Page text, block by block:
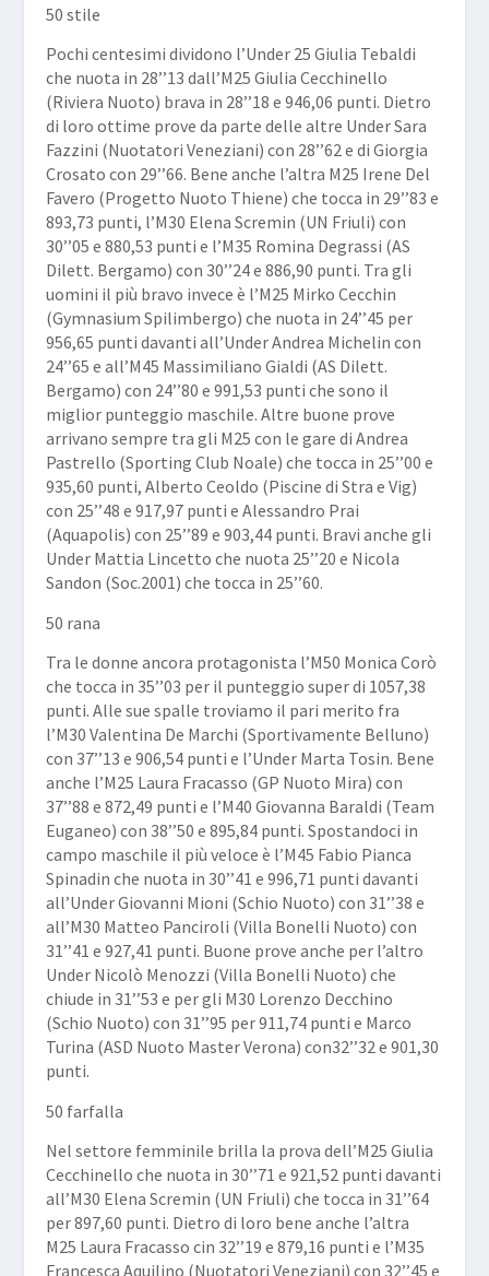
50 stile
Pochi centesimi dividono l’Under 25 Giulia Tebaldi
che nuota in 28’’13 dall’M25 Giulia Cecchinello
(Riviera Nuoto) brava in 28’’18 e 946,06 punti. Dietro
di loro ottime prove da parte delle altre Under Sara
Fazzini (Nuotatori Veneziani) con 28’’62 e di Giorgia
Crosato con 29’’66. Bene anche l’altra M25 Irene Del
Favero (Progetto Nuoto Thiene) che tocca in 29’’83 e
893,73 punti, l’M30 Elena Scremin (UN Friuli) con
30’’05 e 880,53 punti e l’M35 Romina Degrassi (AS
Dilett. Bergamo) con 30’’24 e 886,90 punti. Tra gli
uomini il più bravo invece è l’M25 Mirko Cecchin
(Gymnasium Spilimbergo) che nuota in 24’’45 per
956,65 punti davanti all’Under Andrea Michelin con
24’’65 e all’M45 Massimiliano Gialdi (AS Dilett.
Bergamo) con 24’’80 e 991,53 punti che sono il
miglior punteggio maschile. Altre buone prove
arrivano sempre tra gli M25 con le gare di Andrea
Pastrello (Sporting Club Noale) che tocca in 25’’00 e
935,60 punti, Alberto Ceoldo (Piscine di Stra e Vig)
con 25’’48 e 917,97 punti e Alessandro Prai
(Aquapolis) con 25’’89 e 903,44 punti. Bravi anche gli
Under Mattia Lincetto che nuota 25’’20 e Nicola
Sandon (Soc.2001) che tocca in 25’’60.
50 rana
Tra le donne ancora protagonista l’M50 Monica Corò
che tocca in 35’’03 per il punteggio super di 1057,38
punti. Alle sue spalle troviamo il pari merito fra
l’M30Valentina De Marchi (Sportivamente Belluno)
con 37’’13 e 906,54 punti e l’Under Marta Tosin. Bene
anche l’M25 Laura Fracasso (GP Nuoto Mira) con
37’’88 e 872,49 punti e l’M40Giovanna Baraldi (Team
Euganeo) con 38’’50 e 895,84 punti. Spostandoci in
campo maschile il più veloce è l’M45 Fabio Pianca
Spinadin che nuota in 30’’41 e 996,71 punti davanti
all’UnderGiovanni Mioni (Schio Nuoto) con 31’’38 e
all’M30 Matteo Panciroli (Villa Bonelli Nuoto) con
31’’41 e 927,41 punti. Buone prove anche per l’altro
Under Nicolò Menozzi (Villa Bonelli Nuoto) che
chiude in 31’’53 e per gli M30 Lorenzo Decchino
(Schio Nuoto) con 31’’95 per 911,74 punti e Marco
Turina (ASD Nuoto Master Verona) con32’’32 e 901,30
punti.
50 farfalla
Nel settore femminile brilla la prova dell’M25Giulia
Cecchinello che nuota in 30’’71 e 921,52 punti davanti
all’M30 Elena Scremin (UN Friuli) che tocca in 31’’64
per 897,60 punti. Dietro di loro bene anche l’altra
M25 Laura Fracasso cin 32’’19 e 879,16 punti e l’M35
Francesca Aquilino (Nuotatori Veneziani) con 32’’45 e